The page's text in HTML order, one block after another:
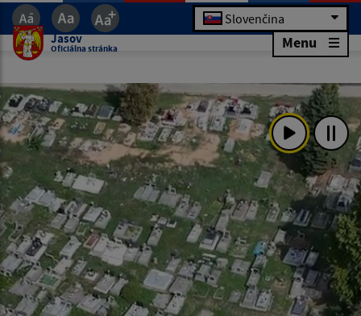
Slovenčina
Jasov
Oficiálna stránka Menu